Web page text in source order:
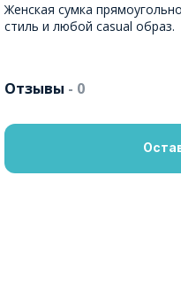
Женская сумка
стиль и любой casual образ.
Отзывы - 0